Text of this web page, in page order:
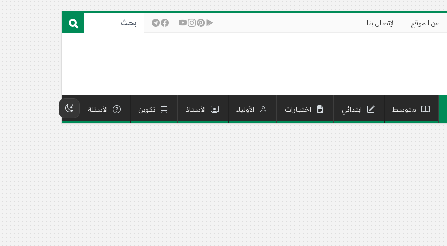
عن الموقع الإتصال بنا
متوسط ابتدائي اختبارات الأولياء الأستاذ تكوين الأسئلة